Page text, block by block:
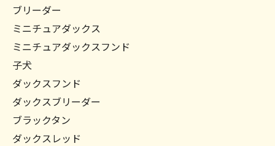
ブリーダー
ミニチュアダックス
ミニチュアダックスフンド
子犬
ダックスフンド
ダックスブリーダー
ブラックタン
ダックスレッド